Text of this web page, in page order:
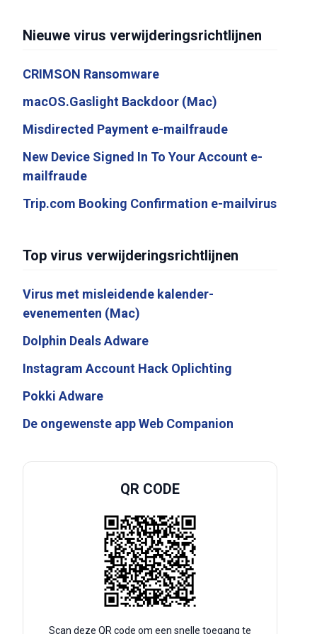
Nieuwe virus verwijderingsrichtlijnen
CRIMSON Ransomware
macOS.Gaslight Backdoor (Mac)
Misdirected Payment e-mailfraude
New Device Signed In To Your Account e-
mailfraude
Trip.com Booking Confirmation e-mailvirus
Top virus verwijderingsrichtlijnen
Virus met misleidende kalender-
evenementen (Mac)
Dolphin Deals Adware
Instagram Account Hack Oplichting
Pokki Adware
De ongewenste app Web Companion
QR CODE
Scan deze QR code om een snelle toegang te